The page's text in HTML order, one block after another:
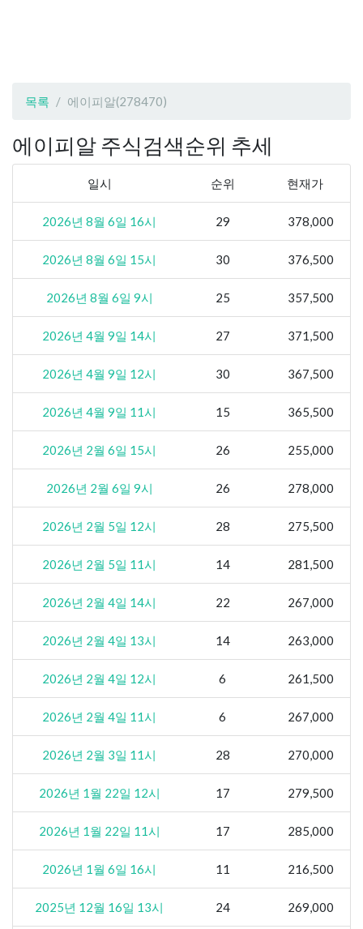
목록 에이피알(278470)
에이피알 주식검색순위 추세
일시 순위 현재가
2026년 8월 6일 16시 29 378,000
2026년 8월 6일 15시 30 376,500
2026년 8월 6일 9시 25 357,500
2026년 4월 9일 14시 27 371,500
2026년 4월 9일 12시 30 367,500
2026년 4월 9일 11시 15 365,500
2026년 2월 6일 15시 26 255,000
2026년 2월 6일 9시 26 278,000
2026년 2월 5일 12시 28 275,500
2026년 2월 5일 11시 14 281,500
2026년 2월 4일 14시 22 267,000
2026년 2월 4일 13시 14 263,000
2026년 2월 4일 12시 6 261,500
2026년 2월 4일 11시 6 267,000
2026년 2월 3일 11시 28 270,000
2026년 1월 22일 12시 17 279,500
2026년 1월 22일 11시 17 285,000
2026년 1월 6일 16시 11 216,500
2025년 12월 16일 13시 24 269,000